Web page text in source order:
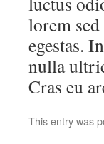
lorem
egestas.
nulla
Cras eu
This entry was